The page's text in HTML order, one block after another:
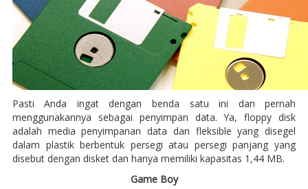
Pasti Anda ingat dengan benda satu ini dan pernah
menggunakannya sebagai penyimpan data. Ya, floppy disk
adalah media penyimpanan data dan fleksible yang disegel
dalam plastik berbentuk persegi atau persegi panjang yang
disebut dengan disket dan hanya memiliki kapasitas 1,44 MB.
Game Boy